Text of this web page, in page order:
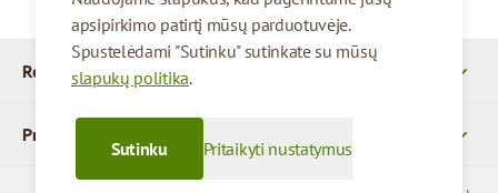
apsipirkimo patirtį mūsų parduotuvėje.
Spustelėdami "Sutinku" sutinkate su mūsų
slapukų politika.
Pritaikyti nustatymus
Sutinku
Rekvizitai
Produktai